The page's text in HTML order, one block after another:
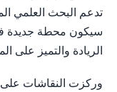
سيكون محطة جديدة
الريادة والتميز على
وركزت النقاشات على